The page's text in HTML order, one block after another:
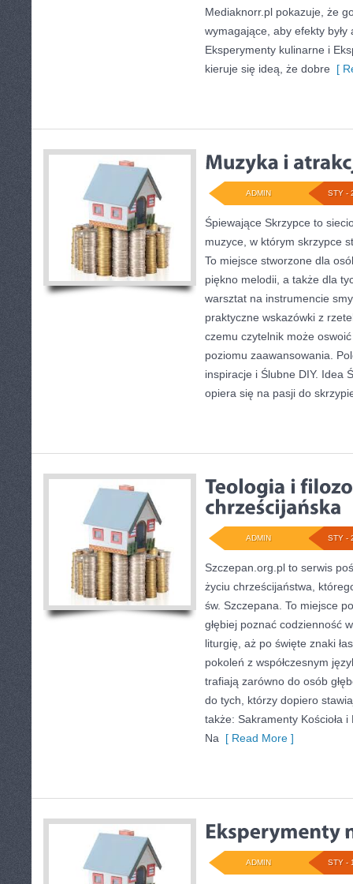
Mediaknorr.pl pokazuje, że
wymagające, aby efekty
Eksperymenty kulinarne i
kieruje się ideą, że dobre [
STY -
ADMIN
Śpiewające Skrzypce to
muzyce, w którym skrzypce
To miejsce stworzone dla
piękno melodii, a także dla
warsztat na instrumencie
praktyczne wskazówki z
czemu czytelnik może
poziomu zaawansowania.
inspiracje i Ślubne DIY. Idea
opiera się na pasji do
STY -
ADMIN
Szczepan.org.pl to serwis
życiu chrześcijaństwa,
św. Szczepana. To miejsce
głębiej poznać codzienność
liturgię, aż po święte znaki
pokoleń z współczesnym
trafiają zarówno do osób
do tych, którzy dopiero
także: Sakramenty Kościoła i
Na [ Read More ]
STY -
ADMIN